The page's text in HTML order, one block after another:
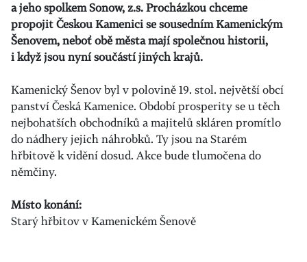
a jeho spolkem Sonow, z.s. Procházkou chceme
propojit Českou Kamenici se sousedním Kamenickým
Šenovem, neboť obě města mají společnou historii,
i když jsou nyní součástí jiných krajů.
Kamenický Šenov byl v polovině 19. stol. největší obcí
panství Česká Kamenice. Období prosperity se u těch
nejbohatších obchodníků a majitelů skláren promítlo
do nádhery jejich náhrobků. Ty jsou na Starém
hřbitově k vidění dosud. Akce bude tlumočena do
němčiny.
Místo konání:
Starý hřbitov v Kamenickém Šenově